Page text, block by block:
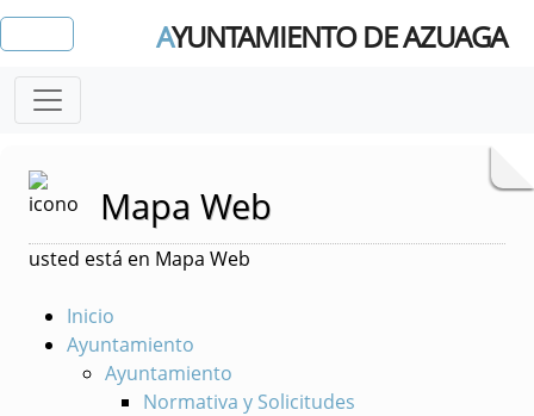
AYUNTAMIENTO DE AZUAGA
Mapa Web
usted está en Mapa Web
Inicio
Ayuntamiento
Ayuntamiento
Normativa y Solicitudes